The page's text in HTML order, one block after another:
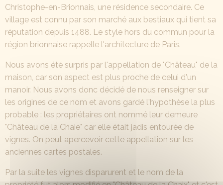
Christophe-en-Brionnais, une résidence secondaire. Ce
village est connu par son marché aux bestiaux qui tient sa
réputation depuis 1488. Le style hors du commun pour la
région brionnaise rappelle l'architecture de Paris.
Nous avons été surpris par l'appellation de "Château" de la
maison, car son aspect est plus proche de celui d'un
manoir. Nous avons donc décidé de nous renseigner sur
les origines de ce nom et avons gardé l'hypothèse la plus
probable : les propriétaires ont nommé leur demeure
"Château de la Chaie" car elle était jadis entourée de
vignes. On peut apercevoir cette appellation sur les
anciennes cartes postales.
Par la suite les vignes disparurent et le nom de la